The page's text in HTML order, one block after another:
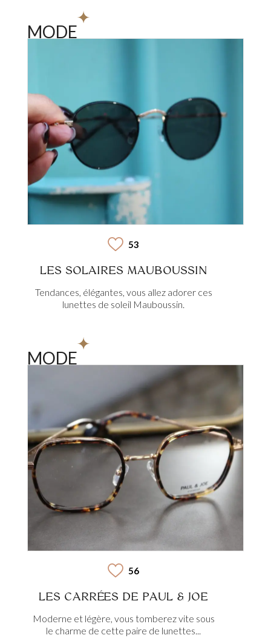
MODE
53
LES SOLAIRES MAUBOUSSIN
Tendances, élégantes, vous allez adorer ces
lunettes de soleil Mauboussin.
MODE
56
LES CARRÉES DE PAUL & JOE
Moderne et légère, vous tomberez vite sous
le charme de cette paire de lunettes...